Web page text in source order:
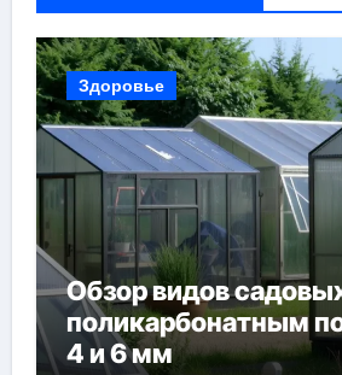
Здоровье
Обзор видов
поликарбонатным
4 и 6 мм